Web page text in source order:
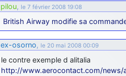
pilou, le 7 février 2008 19:08
British Airway modifie sa
ex-osorno, le 20 mai 2008 00:09
le contre exemple d alitalia
http://www.aerocontact.com/news/